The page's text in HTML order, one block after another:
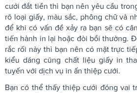
cưới đắt tiền thì bạn nên yêu cầu
rõ loại giấy, màu sắc, phông chữ và
để khi có vấn đề xảy ra bạn sẽ có
tiến hành in lại hoặc đòi bồi thường.
rắc rối này thì bạn nên có mặt trực
kiểu dáng cũng chất liệu giấy in
tuyến với dịch vụ in ấn thiệp cưới.
Bạn có thể thấy thiệp cưới đóng vai